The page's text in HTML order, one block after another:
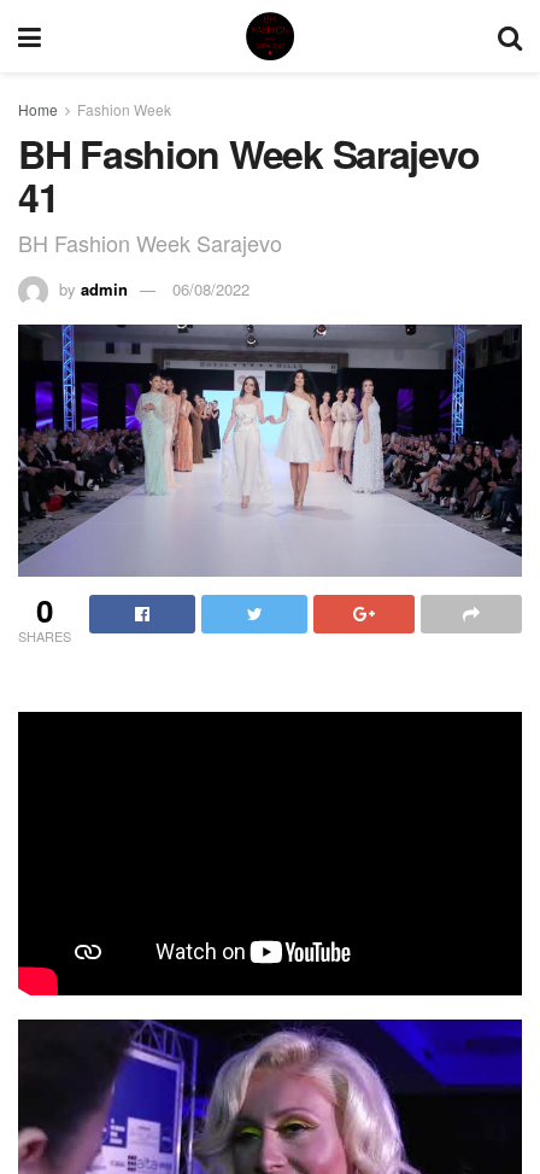
Home Fashion Week
BH Fashion Week Sarajevo
41
BH Fashion Week Sarajevo
by admin 06/08/2022
0
SHARES